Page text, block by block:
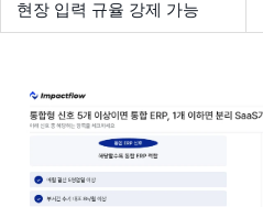
현장 입력 규율 강제 가능